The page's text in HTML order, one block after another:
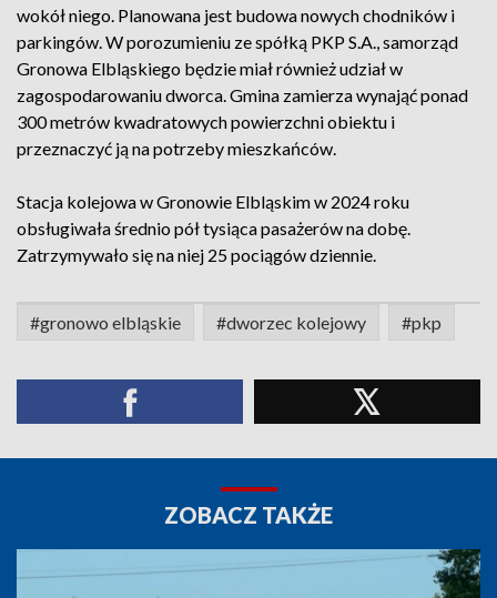
wokół niego. Planowana jest budowa nowych chodników i
parkingów. W porozumieniu ze spółką PKP S.A., samorząd
Gronowa Elbląskiego będzie miał również udział w
zagospodarowaniu dworca. Gmina zamierza wynająć ponad
300 metrów kwadratowych powierzchni obiektu i
przeznaczyć ją na potrzeby mieszkańców.
Stacja kolejowa w Gronowie Elbląskim w 2024 roku
obsługiwała średnio pół tysiąca pasażerów na dobę.
Zatrzymywało się na niej 25 pociągów dziennie.
#gronowo elbląskie #dworzec kolejowy #pkp
ZOBACZ TAKŻE